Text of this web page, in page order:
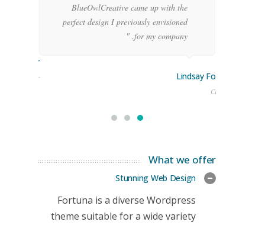
BlueOwlCreative came up with the
perfect design I previously envisioned
for my company. "
Lindsay Ford
CEO
Stoner
Manager
What we offer
Stunning Web Design
Fortuna is a diverse Wordpress
theme suitable for a wide variety